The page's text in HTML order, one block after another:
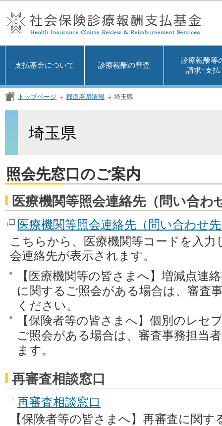
支払基金について 診療報酬の審査
診療報酬等
請求･支払
トップページ 都道府県情報 埼玉県
埼玉県
照会先窓口のご案内
医療機関等照会連絡先（問い合わ
医療機関等照会連絡先（問い合わせ
こちらから、医療機関等コードを入
会連絡先が表示されます。
【医療機関等の皆さまへ】増減点連
に関するご照会がある場合は、審査
ください。
【保険者等の皆さまへ】個別のレセ
ご照会がある場合は、審査事務担当
ます。
再審査相談窓口
再審査相談窓口
【保険者等の皆さまへ】再審査に関